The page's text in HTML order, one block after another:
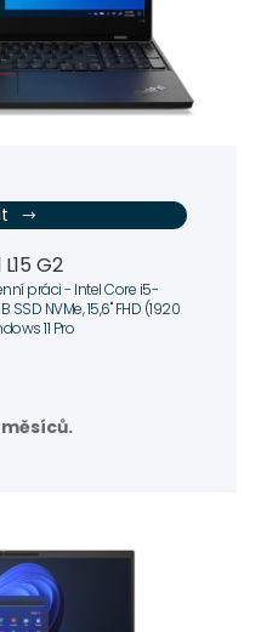
G2
práci - Intel Core i5-
SSD NVMe, 15,6" FHD (1920
11 Pro